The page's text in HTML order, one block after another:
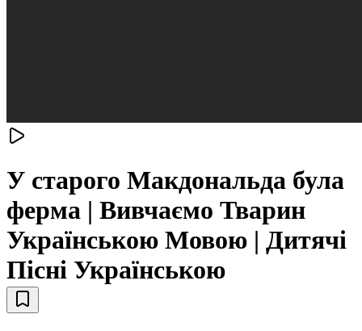
У старого Макдональда була
ферма | Вивчаємо Тварин
Українською Мовою | Дитячі
Пісні Українською